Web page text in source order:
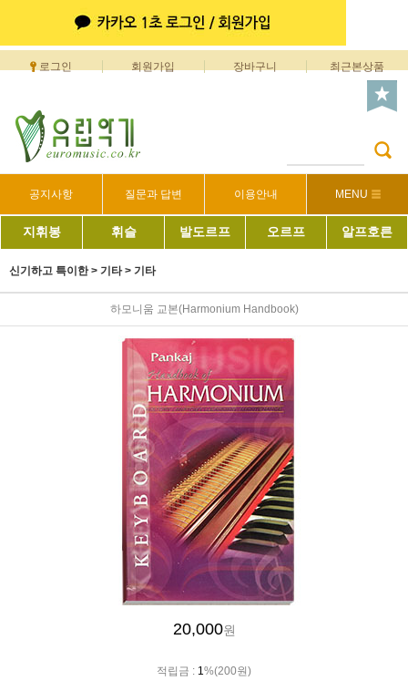
로그인 회원가입 장바구니 최근본상품
공지사항 질문과 답변 이용안내 MENU
지휘봉 휘슬 발도르프 오르프 알프호른
신기하고 특이한> 기타> 기타
하모니움 교본(Harmonium Handbook)
20,000원
적립금 : 1%(200원)